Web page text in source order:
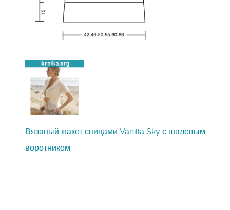
Вязаный жакет спицами Vanilla Sky с шалевым
воротником